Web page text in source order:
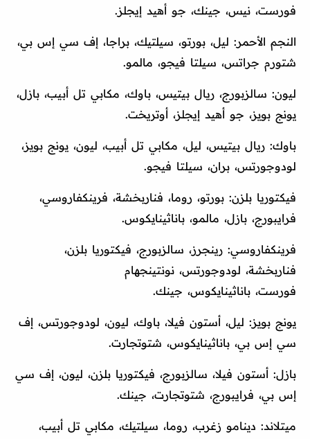
فورست، نيس، جينك، جو أهيد إيجلز.
النجم الأحمر: ليل، بورتو، سيلتيك، براجا، إف سي إس بي،
شتورم جراتس، سيلتا فيجو، مالمو.
ليون: سالزبورج، ريال بيتيس، باوك، مكابي تل أبيب، بازل،
يونج بويز، جو أهيد إيجلز، أوتريخت.
باوك: ريال بيتيس، ليل، مكابي تل أبيب، ليون، يونج بويز،
لودوجورتس، بران، سيلتا فيجو.
فيكتوريا بلزن: بورتو، روما، فناربخشة، فرينكفاروسي،
فرايبورج، بازل، مالمو، باناثينايكوس.
فرينكفاروسي: رينجرز، سالزبورج، فيكتوريا بلزن،
فناربخشة، لودوجورتس، نونتينجهام
فورست، باناثينايكوس، جينك.
يونج بويز: ليل، أستون فيلا، باوك، ليون، لودوجورتس، إف
سي إس بي، باناثينايكوس، شتوتجارت.
بازل: أستون فيلا، سالزبورج، فيكتوريا بلزن، ليون، إف سي
إس بي، فرايبورج، شتوتجارت، جينك.
ميتلاند: دينامو زغرب، روما، سيلتيك، مكابي تل أبيب،